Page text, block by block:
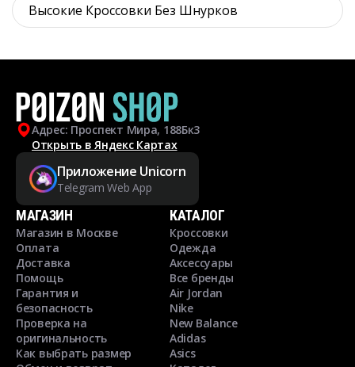
Высокие Кроссовки Без Шнурков
Адрес: Проспект Мира, 188Бк3
Открыть в Яндекс Картах
Приложение Unicorn
Telegram Web App
МАГАЗИН
Магазин в Москве
Оплата
Доставка
Помощь
Гарантия и
безопасность
Проверка на
оригинальность
Как выбрать размер
КАТАЛОГ
Кроссовки
Одежда
Аксессуары
Все бренды
Air Jordan
Nike
New Balance
Adidas
Asics